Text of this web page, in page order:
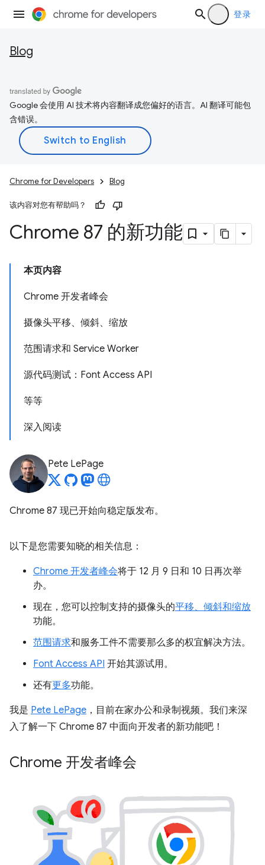
登录
Blog
Google 会使用 AI 技术将内容翻译成您偏好的语言。AI 翻译可能包
含错误。
Chrome for Developers Blog
该内容对您有帮助吗？
Chrome 87 的新功能
本页内容
Chrome 开发者峰会
摄像头平移、倾斜、缩放
范围请求和 Service Worker
源代码测试：Font Access API
等等
深入阅读
Pete LePage
Chrome 87 现已开始向稳定版发布。
以下是您需要知晓的相关信息：
Chrome 开发者峰会将于 12 月 9 日和 10 日再次举
办。
现在，您可以控制支持的摄像头的平移、倾斜和缩放
功能。
范围请求和服务工件不需要那么多的权宜解决方法。
Font Access API 开始其源试用。
还有更多功能。
我是 Pete LePage ，目前在家办公和录制视频。我们来深
入了解一下 Chrome 87 中面向开发者的新功能吧！
Chrome 开发者峰会